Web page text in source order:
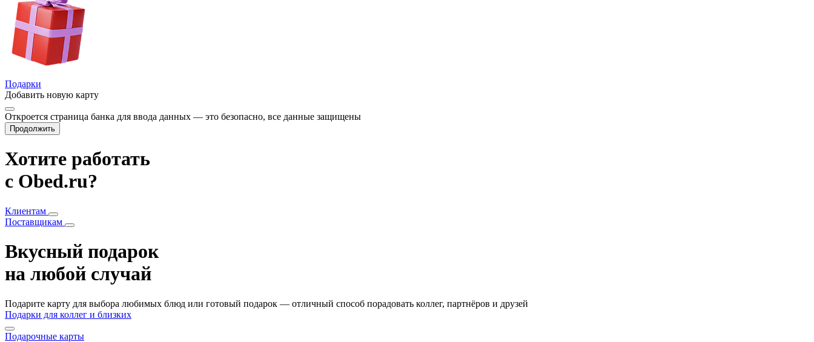
Подарки
Добавить новую карту
Откроется страница банка для ввода данных — это безопасно, все данные защищены
Продолжить
Хотите работать
с Obed.ru?
Клиентам
Поставщикам
Вкусный подарок
на любой случай
Подарите карту для выбора любимых блюд или готовый подарок — отличный способ порадовать коллег, партнёров и друзей
Подарки для коллег и близких
Подарочные карты